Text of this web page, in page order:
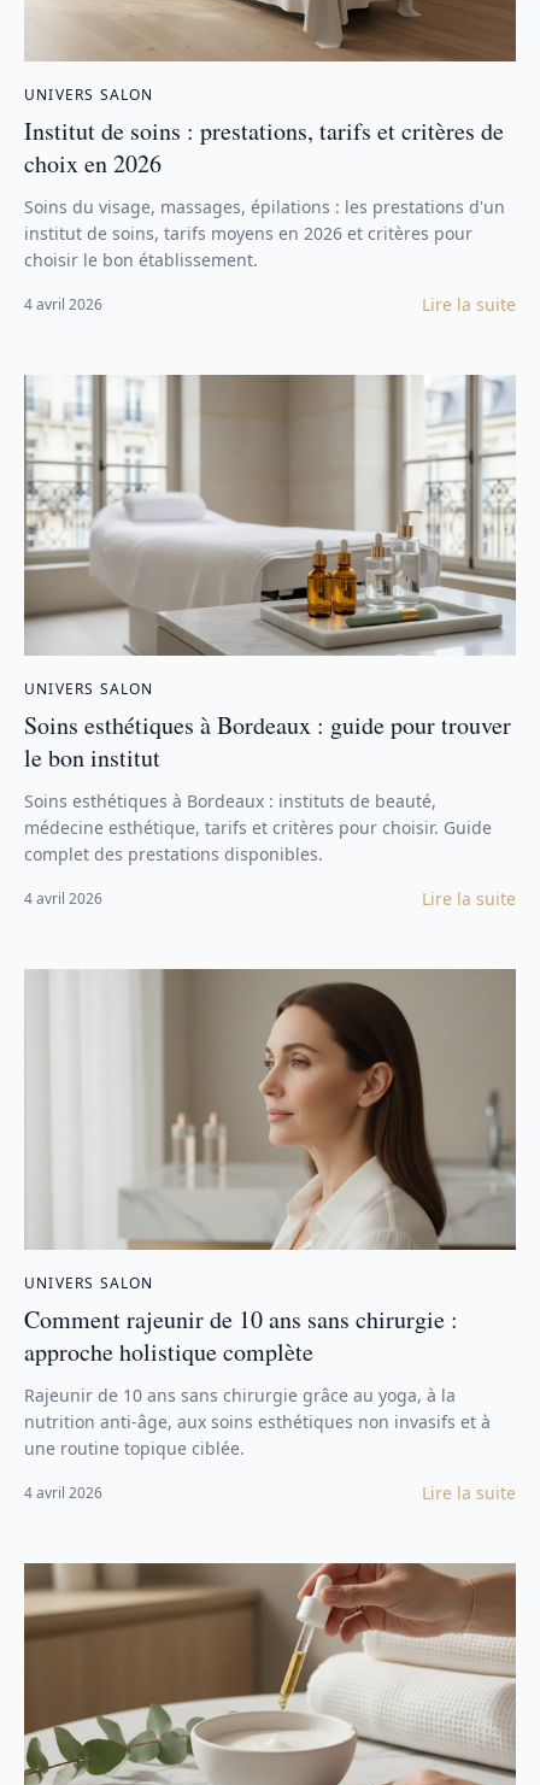
UNIVERS SALON
Institut de soins : prestations, tarifs et critères de
choix en 2026
Soins du visage, massages, épilations : les prestations d'un
institut de soins, tarifs moyens en 2026 et critères pour
choisir le bon établissement.
4 avril 2026 Lire la suite
UNIVERS SALON
Soins esthétiques à Bordeaux : guide pour trouver
le bon institut
Soins esthétiques à Bordeaux : instituts de beauté,
médecine esthétique, tarifs et critères pour choisir. Guide
complet des prestations disponibles.
4 avril 2026 Lire la suite
UNIVERS SALON
Comment rajeunir de 10 ans sans chirurgie :
approche holistique complète
Rajeunir de 10 ans sans chirurgie grâce au yoga, à la
nutrition anti-âge, aux soins esthétiques non invasifs et à
une routine topique ciblée.
4 avril 2026 Lire la suite